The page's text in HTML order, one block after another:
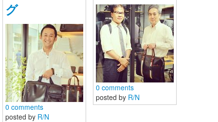
グ
0 comments
posted by R/N
0 comments
posted by R/N